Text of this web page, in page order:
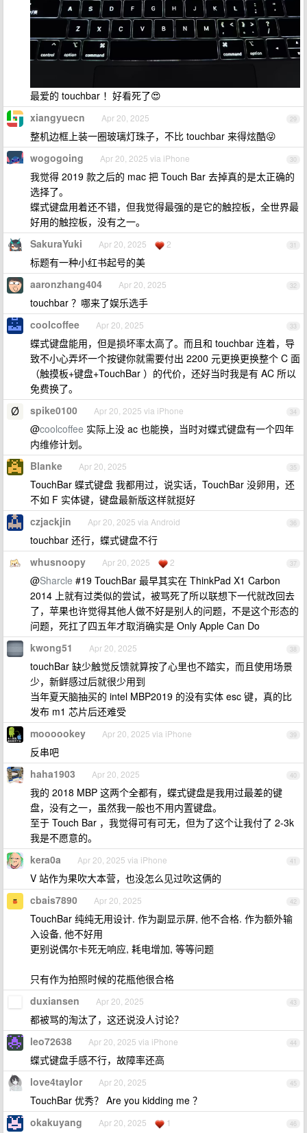
最爱的 touchbar ！好看死了😍
29
xiangyuecn Apr 20, 2025
整机边框上装一圈玻璃灯珠子，不比 touchbar 来得炫酷😜
30
wogogoing Apr 20, 2025 via iPhone
我觉得 2019 款之后的 mac 把 Touch Bar 去掉真的是太正确的
选择了。
蝶式键盘用着还不错，但我觉得最强的是它的触控板，全世界最
好用的触控板，没有之一。
31
SakuraYuki Apr 20, 2025 2
标题有一种小红书起号的美
32
aaronzhang404 Apr 20, 2025
touchbar ？哪来了娱乐选手
33
coolcoffee Apr 20, 2025
蝶式键盘能用，但是损坏率太高了。而且和 touchbar 连着，导
致不小心弄坏一个按键你就需要付出 2200 元更换更换整个 C 面
（触摸板+键盘+TouchBar ）的代价，还好当时我是有 AC 所以
免费换了。
34
spike0100 Apr 20, 2025 via iPhone
@coolcoffee 实际上没 ac 也能换，当时对蝶式键盘有一个四年
内维修计划。
35
Blanke Apr 20, 2025
TouchBar 蝶式键盘 我都用过，说实话，TouchBar 没卵用，还
不如 F 实体键，键盘最新版这样就挺好
36
czjackjin Apr 20, 2025 via Android
touchbar 还行，蝶式键盘不行
37
whusnoopy Apr 20, 2025 2
@Sharcle #19 TouchBar 最早其实在 ThinkPad X1 Carbon
2014 上就有过类似的尝试，被骂死了所以联想下一代就改回去
了，苹果也许觉得其他人做不好是别人的问题，不是这个形态的
问题，死扛了四五年才取消确实是 Only Apple Can Do
38
kwong51 Apr 20, 2025
touchBar 缺少触觉反馈就算按了心里也不踏实，而且使用场景
少，新鲜感过后就很少用到
当年夏天脑抽买的 intel MBP2019 的没有实体 esc 键，真的比
发布 m1 芯片后还难受
39
moooookey Apr 20, 2025 via iPhone
反串吧
40
haha1903 Apr 20, 2025
我的 2018 MBP 这两个全都有，蝶式键盘是我用过最差的键
盘，没有之一，虽然我一般也不用内置键盘。
至于 Touch Bar ，我觉得可有可无，但为了这个让我付了 2-3k
我是不愿意的。
41
kera0a Apr 20, 2025 via iPhone
V 站作为果吹大本营，也没怎么见过吹这俩的
42
cbais7890 Apr 20, 2025
TouchBar 纯纯无用设计. 作为副显示屏, 他不合格. 作为额外输
入设备, 他不好用
更别说偶尔卡死无响应, 耗电增加, 等等问题
只有作为拍照时候的花瓶他很合格
43
duxiansen Apr 20, 2025
都被骂的淘汰了，这还说没人讨论？
44
leo72638 Apr 20, 2025 via iPhone
蝶式键盘手感不行，故障率还高
45
love4taylor Apr 20, 2025
TouchBar 优秀？ Are you kidding me ？
46
okakuyang Apr 20, 2025 1